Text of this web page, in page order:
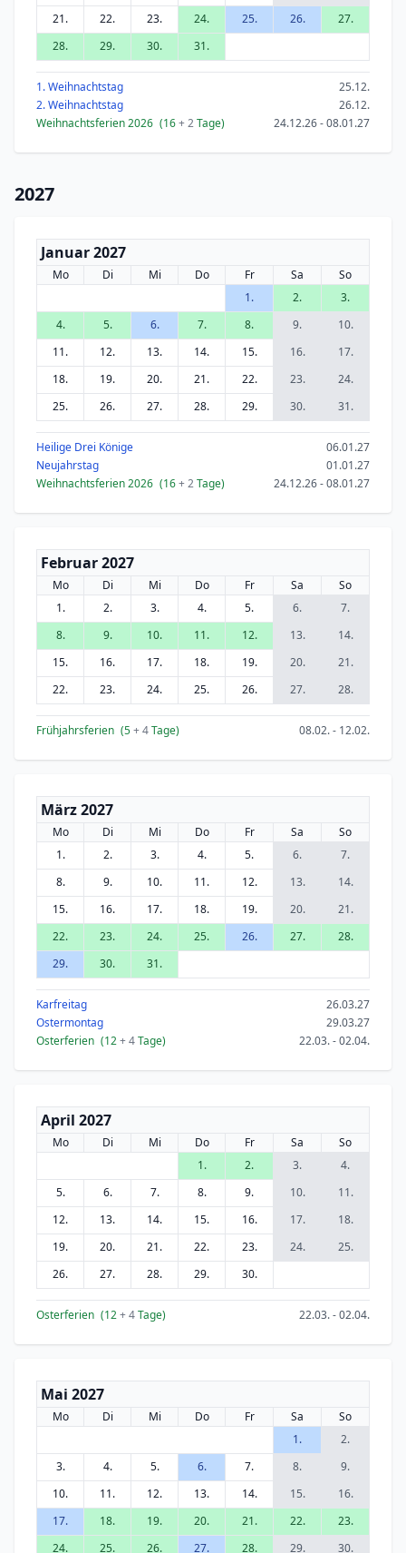
21.
22. 23. 24. 25. 26.
27.
28.
29. 30. 31.
1. Weihnachtstag
25.12.
2. Weihnachtstag
26.12.
Weihnachtsferien 2026 (16+ 2Tage) 24.12.26 - 08.01.27
2027
Januar 2027
Mo Di Mi Do Fr Sa
So
1.
2.
3.
4.
5. 6. 7. 8. 9.
10.
11.
12. 13. 14. 15. 16.
17.
18.
19. 20. 21. 22. 23.
24.
25.
26. 27. 28. 29. 30. 31.
Heilige Drei Könige
06.01.27
Neujahrstag
01.01.27
Weihnachtsferien 2026 (16+ 2Tage) 24.12.26 - 08.01.27
Februar 2027
Mo Di Mi Do Fr Sa
So
1.
2. 3. 4. 5. 6.
7.
8.
9. 10. 11. 12. 13.
14.
15.
16. 17. 18. 19. 20.
21.
22.
23. 24. 25. 26. 27. 28.
Frühjahrsferien (5+ 4Tage) 08.02. - 12.02.
März 2027
Mo Di Mi Do Fr Sa
So
1.
2. 3. 4. 5. 6.
7.
8.
9. 10. 11. 12. 13.
14.
15.
16. 17. 18. 19. 20.
21.
22.
23. 24. 25. 26. 27.
28.
29.
30. 31.
Karfreitag
26.03.27
Ostermontag
29.03.27
Osterferien (12+ 4Tage) 22.03. - 02.04.
April 2027
Mo Di Mi Do Fr Sa
So
1.
2. 3.
4.
5.
6. 7. 8. 9. 10.
11.
12.
13. 14. 15. 16. 17.
18.
19.
20. 21. 22. 23. 24.
25.
26.
27. 28. 29. 30.
Osterferien (12+ 4Tage) 22.03. - 02.04.
Mai 2027
Mo Di Mi Do Fr Sa
So
1.
2.
3.
4. 5. 6. 7. 8.
9.
10.
11. 12. 13. 14. 15.
16.
17.
18. 19. 20. 21. 22.
23.
24.
25. 26. 27. 28. 29. 30.